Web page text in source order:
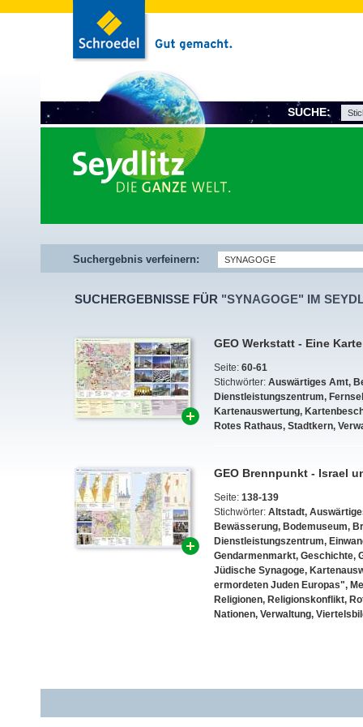
SUCHE:
Suchergebnis verfeinern:
SUCHERGEBNISSE FÜR "SYNAGOGE" IM
GEO Werkstatt - Eine
Seite: 60-61
Stichwörter: Auswärtiges Amt,
Dienstleistungszentrum,
Kartenauswertung,
Rotes Rathaus, Stadtkern,
GEO Brennpunkt - Israel
Seite: 138-139
Stichwörter: Altstadt,
Bewässerung, Bodemuseum,
Dienstleistungszentrum,
Gendarmenmarkt, Geschichte,
Jüdische Synagoge,
ermordeten Juden Europas",
Religionen, Religionskonflikt,
Nationen, Verwaltung,